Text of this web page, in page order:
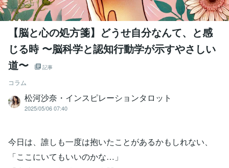
【脳と心の処方箋】どうせ自分なんて、と感
じる時 〜脳科学と認知行動学が示すやさしい
道〜
記事
コラム
松河沙奈・インスピレーションタロット
2025/05/06 07:40
今日は、誰しも一度は抱いたことがあるかもしれない、
「ここにいてもいいのかな…」